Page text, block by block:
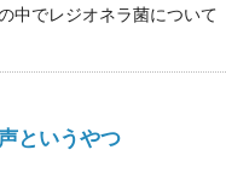
中でレジオネラ菌について
というやつ